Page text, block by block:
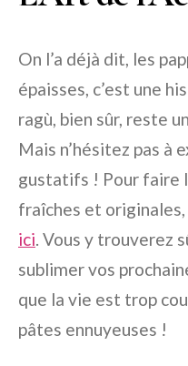
On l’a déjà dit, les
épaisses, c’est une
ragù, bien sûr, reste
Mais n’hésitez pas à
gustatifs ! Pour faire
fraîches et
ici. Vous y trouverez
sublimer vos
que la vie est trop
pâtes ennuyeuses !